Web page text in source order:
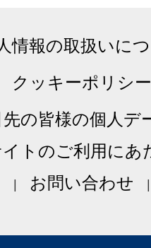
情報の取扱いに
クッキーポリシー
の皆様の個人デ
イトのご利用にあ
お問い合わせ